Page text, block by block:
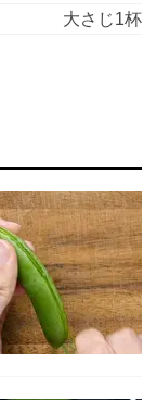
大さじ1杯